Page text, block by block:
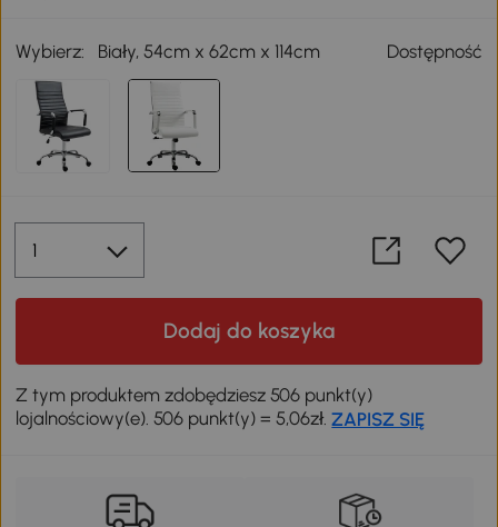
Wybierz: Biały, 54cm x 62cm x 114cm Dostępność
Dodaj do koszyka
Z tym produktem zdobędziesz 506 punkt(y)
lojalnościowy(e). 506 punkt(y) = 5,06zł.ZAPISZ SIĘ